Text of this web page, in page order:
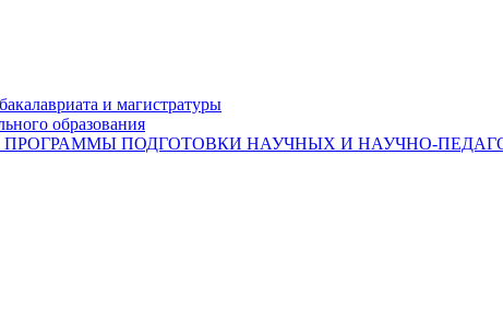
и магистратуры
образования
ПОДГОТОВКИ НАУЧНЫХ И НАУЧНО-